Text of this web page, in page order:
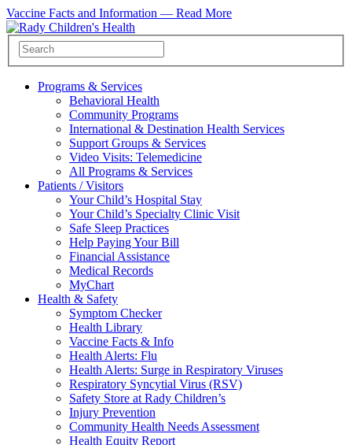
Vaccine Facts and Information — Read More
Programs & Services
Behavioral Health
Community Programs
International & Destination Health Services
Support Groups & Services
Video Visits: Telemedicine
All Programs & Services
Patients / Visitors
Your Child’s Hospital Stay
Your Child’s Specialty Clinic Visit
Safe Sleep Practices
Help Paying Your Bill
Financial Assistance
Medical Records
MyChart
Health & Safety
Symptom Checker
Health Library
Vaccine Facts & Info
Health Alerts: Flu
Health Alerts: Surge in Respiratory Viruses
Respiratory Syncytial Virus (RSV)
Safety Store at Rady Children’s
Injury Prevention
Community Health Needs Assessment
Health Equity Report